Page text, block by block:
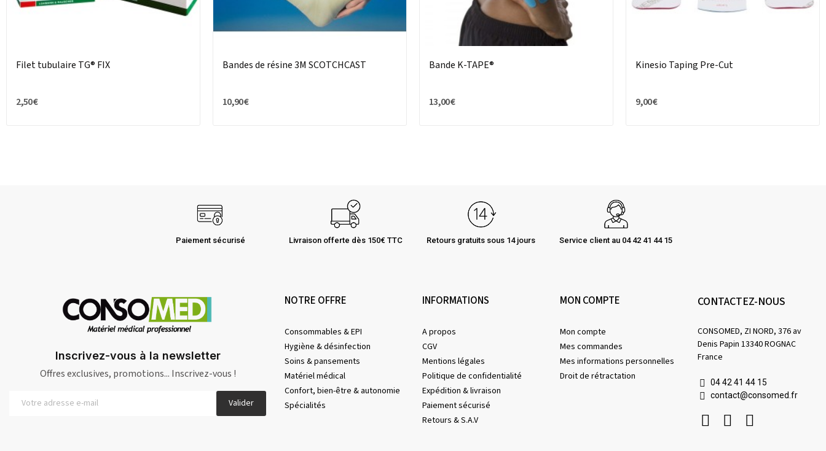
Filet tubulaire TG® FIX
2,50 €
Bandes de résine 3M SCOTCHCAST
10,90 €
Bande K-TAPE®
13,00 €
Kinesio Taping Pre-Cut
9,00 €
Paiement sécurisé Livraison offerte dès 150€ TTC Retours gratuits sous 14 jours Service client au 04 42 41 44 15
Inscrivez-vous à la newsletter
Offres exclusives, promotions... Inscrivez-vous !
Valider
NOTRE OFFRE
Consommables & EPI
Hygiène & désinfection
Soins & pansements
Matériel médical
Confort, bien-être & autonomie
Spécialités
INFORMATIONS
A propos
CGV
Mentions légales
Politique de confidentialité
Expédition & livraison
Paiement sécurisé
Retours & S.A.V
MON COMPTE
Mon compte
Mes commandes
Mes informations personnelles
Droit de rétractation
CONTACTEZ-NOUS
CONSOMED, ZI NORD, 376 av
Denis Papin 13340 ROGNAC
France
04 42 41 44 15
contact@consomed.fr